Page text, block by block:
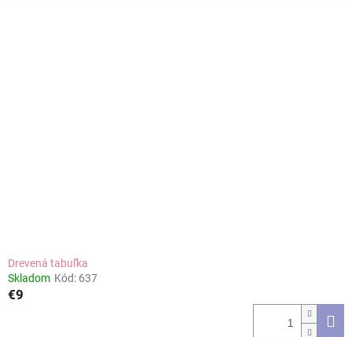
Drevená tabuľka
Skladom Kód: 637
€9